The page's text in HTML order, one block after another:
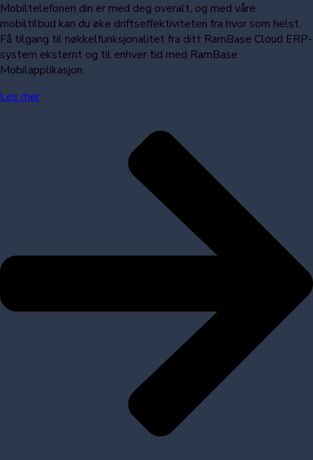
Mobiltelefonen din er med deg overalt, og med våre
mobiltilbud kan du øke driftseffektiviteten fra hvor som helst.
Få tilgang til nøkkelfunksjonalitet fra ditt RamBase Cloud ERP-
system eksternt og til enhver tid med RamBase
Mobilapplikasjon.
Les mer